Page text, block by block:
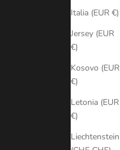
Italia (EUR €)
Jersey (EUR
€)
Kosovo (EUR
€)
Letonia (EUR
€)
Liechtenstein